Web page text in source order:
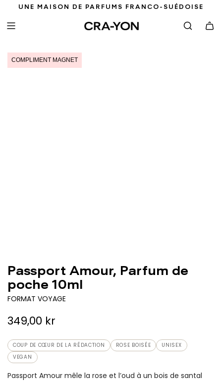
UNE MAISON DE PARFUMS FRANCO-SUÉDOISE
COMPLIMENT MAGNET
Passport Amour, Parfum de
poche 10ml
FORMAT VOYAGE
P
r
i
x
349,00 kr
COUP DE CŒUR DE LA RÉDACTION ROSE BOISÉE
UNISEX
VEGAN
Passport Amour mêle la rose et l’oud à un bois de santal